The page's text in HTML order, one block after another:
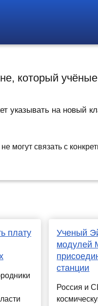
который
на новый
плату
Ученый
модулей
станции
Россия и